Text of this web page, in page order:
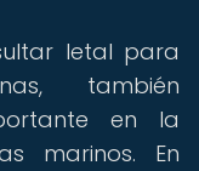
letal para
también
en la
marinos. En